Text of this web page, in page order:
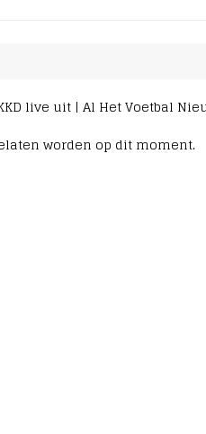
live uit | Al Het Voetbal
worden op dit moment.